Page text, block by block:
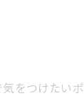
をつけたい